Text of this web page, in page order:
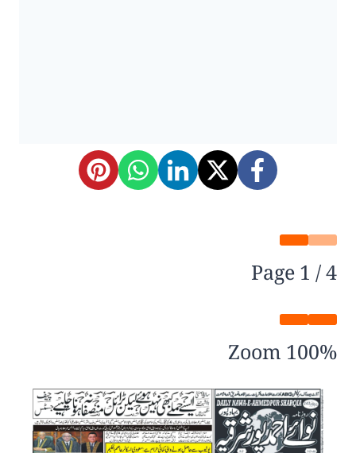
Page1/4
Zoom100%